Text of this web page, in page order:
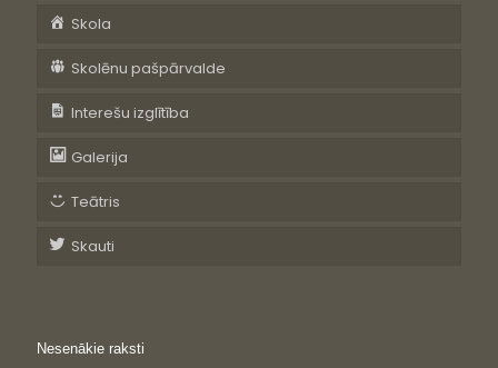
Skola
Skolēnu pašpārvalde
Interešu izglītība
Galerija
Teātris
Skauti
Nesenākie raksti